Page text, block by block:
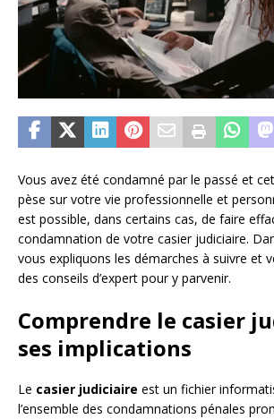
Vous avez été condamné par le passé et
pèse sur votre vie professionnelle et
est possible, dans certains cas, de faire
condamnation de votre casier judiciaire.
vous expliquons les démarches à suivre et
des conseils d’expert pour y parvenir.
Comprendre le casier
ses implications
Le casier judiciaire est un fichier
l’ensemble des condamnations pénales